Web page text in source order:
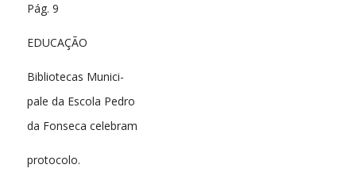
Pág. 9
EDUCAÇÃO
Bibliotecas Munici-
pale da Escola Pedro
da Fonseca celebram
protocolo.